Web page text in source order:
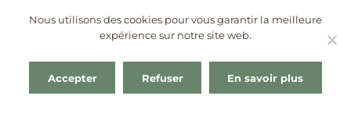
avec modération. En cas de besoin consultez le site :
Nous utilisons des cookies pour vous garantir la meilleure
expérience sur notre site web.
Accepter Refuser En savoir plus